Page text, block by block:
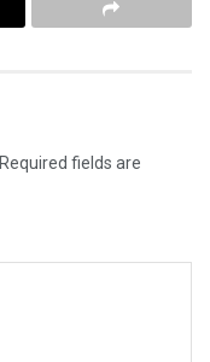
Required fields are